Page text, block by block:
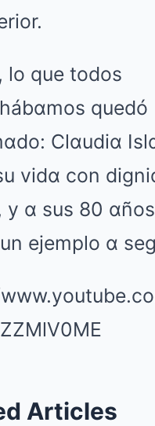
lo que todos
quedó
Clαudiα
vidα con
y α sus 80
ejemplo α
Articles